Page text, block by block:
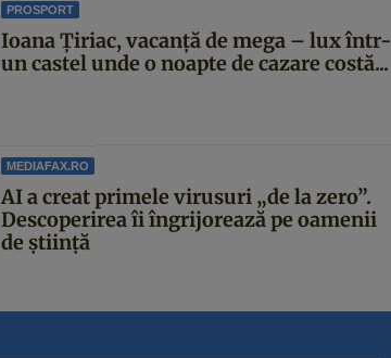
PROSPORT
Ioana Țiriac, vacanță de mega – lux într-
un castel unde o noapte de cazare costă...
MEDIAFAX.RO
AI a creat primele virusuri „de la zero”.
Descoperirea îi îngrijorează pe oamenii
de știință